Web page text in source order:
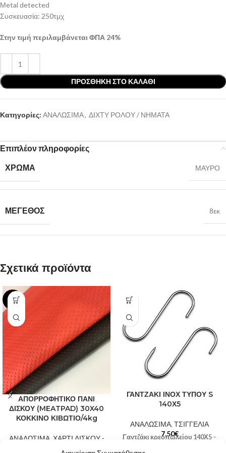
Μetal detected
Συσκευασία: 250τμχ
Στην τιμή περιλαμβάνεται ΦΠΑ 24%
ΠΡΟΣΘΉΚΗ ΣΤΟ ΚΑΛΆΘΙ
Κατηγορίες: ΑΝΑΛΩΣΙΜΑ, ΔΙΧΤΥ ΡΟΛΟΥ / ΝΗΜΑΤΑ
Επιπλέον πληροφορίες
ΧΡΩΜΑ
ΜΑΥΡΟ
ΜΕΓΕΘΟΣ 8εκ
Σχετικά προϊόντα
-6%
ΑΠΟΡΡΟΦΗΤΙΚΟ ΠΑΝΙ
ΔΙΣΚΟΥ (MEATPAD) 30X40
ΚΟΚΚΙΝΟ ΚΙΒΩΤΙΟ/4kg
ΑΝΑΛΩΣΙΜΑ ΧΑΡΤΙ ΔΙΣΚΟΥ -
ΓΑΝΤΖΑΚΙ ΙΝΟΧ ΤΥΠΟΥ S
140Χ5
ΑΝΑΛΩΣΙΜΑ, ΤΣΙΓΓΕΛΙΑ
7,50€
Γαντζάκι κρεοπωλείου 140Χ5 –